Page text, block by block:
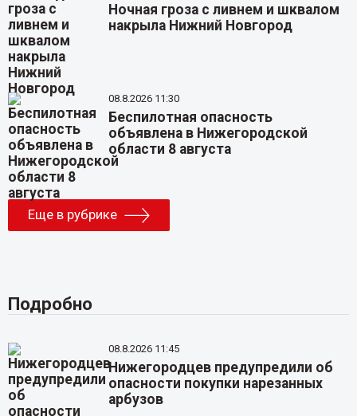
Ночная гроза с ливнем и шквалом
накрыла Нижний Новгород
08.8.2026 11:30
Беспилотная опасность
объявлена в Нижегородской
области 8 августа
Еще в рубрике
Подробно
08.8.2026 11:45
Нижегородцев предупредили об
опасности покупки нарезанных
арбузов